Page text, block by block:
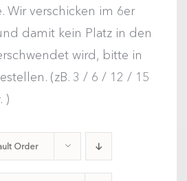
Wir verschicken im 6er
damit kein Platz in den
wird, bitte in
(zB. 3 / 6 / 12 / 15
)
Order